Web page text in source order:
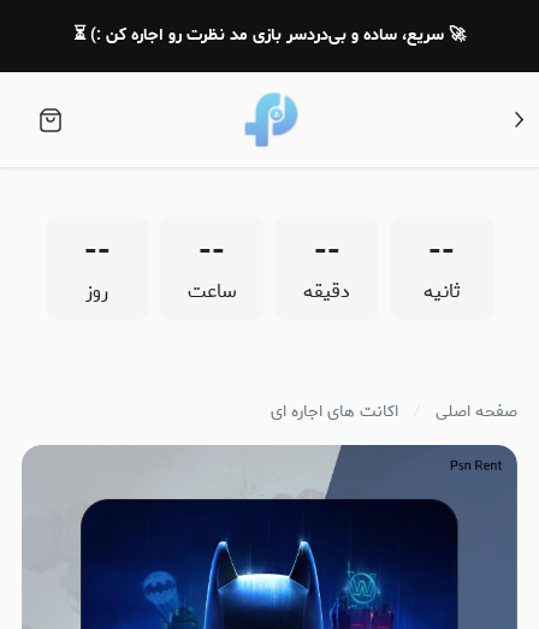
🚀 سریع، ساده و بی‌دردسر بازی مد نظرت رو اجاره کن :) ⏳
--
روز
--
ساعت
--
دقیقه
--
ثانیه
صفحه اصلی اکانت های اجاره ای